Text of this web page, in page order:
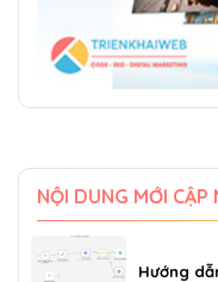
NỘI DUNG MỚI CẬP
Hướng